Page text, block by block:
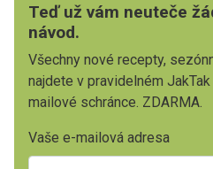
Teď už vám neuteče
návod.
Všechny nové recepty,
najdete v pravidelném
mailové schránce. ZDARMA.
Vaše e-mailová adresa